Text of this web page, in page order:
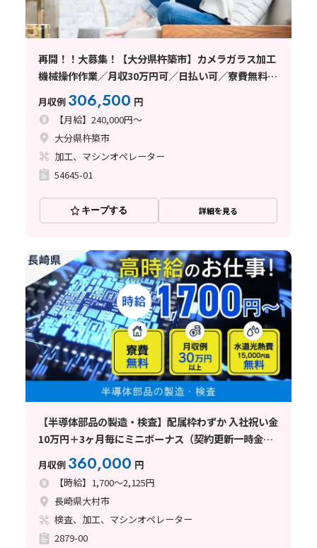
再開！！大募集！【大分県杵築市】カメラガラス加工
機械操作作業／月収30万円可／日払い可／寮費無料／
無料送迎バス
月収例 306,500 円
【月給】240,000円～
大分県杵築市
加工、マシンオペレーター
54645-01
キープする 詳細を見る
【半導体部品の製造・検査】配属枠わずか 入社祝い金
10万円＋3ヶ月毎にミニボーナス（契約更新一時金）
有り！ 高時給1700円～/長崎県大村市
月収例 360,000 円
【時給】1,700～2,125円
長崎県大村市
検査、加工、マシンオペレーター
2879-00